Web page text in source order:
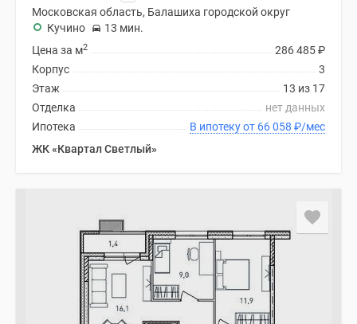
Московская область, Балашиха городской округ
Кучино
13 мин.
286 485₽
Цена за м2
3
Корпус
13 из 17
Этаж
нет данных
Отделка
В ипотеку от 66 058 ₽/мес
Ипотека
ЖК «Квартал Светлый»